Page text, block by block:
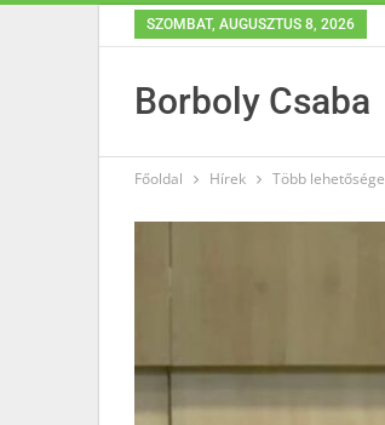
SZOMBAT, AUGUSZTUS 8, 2026
Borboly Csaba
Főoldal Hírek Több